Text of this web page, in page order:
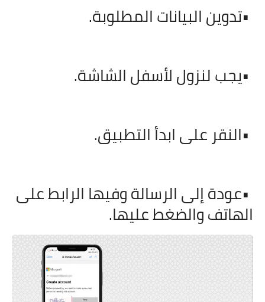
•تدوين البيانات المطلوبة.
•يجب لنزول لأسفل الشاشة.
•النقر على ابدأ التطبيق.
•عودة إلى الرسالة وفيها الرابط على
الهاتف والضغط عليها.